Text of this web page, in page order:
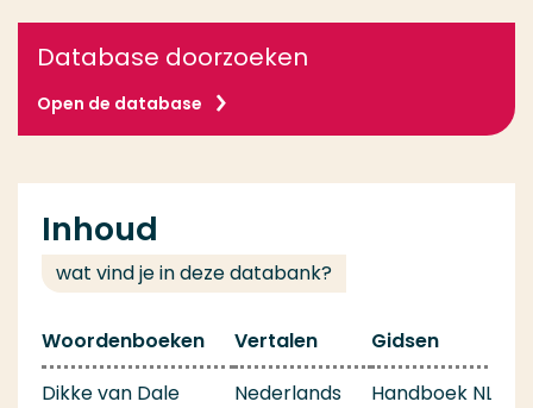
Database doorzoeken
Open de database
Inhoud
wat vind je in deze databank?
Woordenboeken Vertalen
Gidsen
Dikke van Dale
Nederlands
Handboek NL